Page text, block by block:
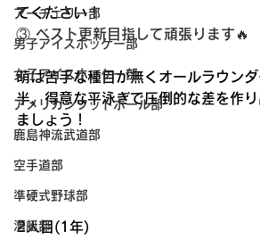
アーチェリー部
男子アイスホッケー部
女子アイスホッケー部
アメリカンフットボール部
鹿島神流武道部
空手道部
準硬式野球部
漕艇部
てください！
③ ベスト更新目指して頑張ります🔥
萌は苦手な種目が無くオールラウン
半、得意な平泳ぎで圧倒的な差を作
ましょう！
2人目(1年)